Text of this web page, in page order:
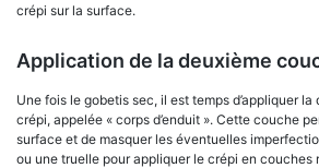
crépi sur la surface.
Application de la deuxième
Une fois le gobetis sec, il est temps d’appliquer
crépi, appelée « corps d’enduit ». Cette couche
surface et de masquer les éventuelles
ou une truelle pour appliquer le crépi en couches